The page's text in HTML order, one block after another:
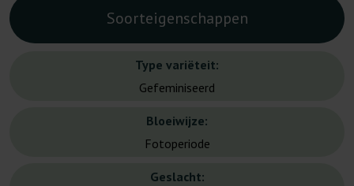
Soorteigenschappen
Type variëteit:
Gefeminiseerd
Bloeiwijze:
Fotoperiode
Geslacht: